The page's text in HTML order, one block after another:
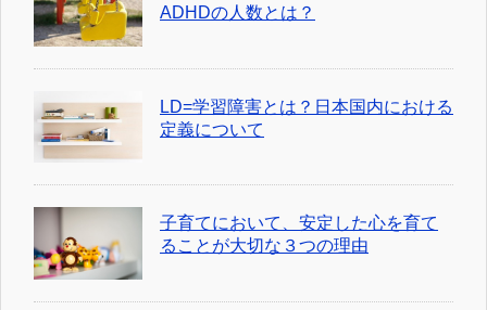
ADHDの人数とは？
LD=学習障害とは？日本国内における
定義について
子育てにおいて、安定した心を育て
ることが大切な３つの理由